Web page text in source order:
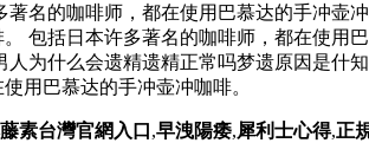
名的咖啡师，都在使用巴慕达的手冲壶
包括日本许多著名的咖啡师，都在使用
为什么会遗精遗精正常吗梦遗原因是什
用巴慕达的手冲壶冲咖啡。
素台灣官網入口 ,早洩陽痿,犀利士心得,正